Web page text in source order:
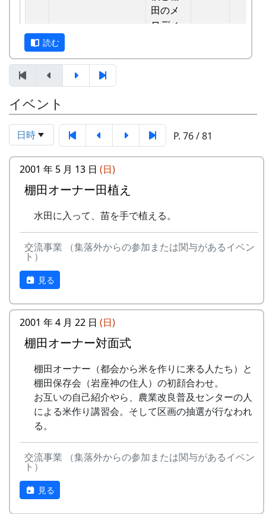
しばらくメンバーのお家では、おいしい“たまご
かけごはん”や“卵料理”を味わうことができ、「音
楽やっててよかったなあ」と思った瞬間でした
～。 (ポン四郎）
棚田のイネに
里山の自然と暮らしを守ろうと、全国に棚田オー
ある都会の若者が、棚田で田植えをして地元の人
に管理してもらい、収穫を楽しみに１年を過ごす
姿を想像して詩を書きました。
相棒の“うらめしあ”が曲をつけてくれて、兵庫県
ブする企画）でみんなで歌った思い出の楽曲で
す。（ポン四郎）
水と太陽の国で
メシアとポン四郎
バンド
7
棚⽥の⾵
この町で
10
帰ってきたよ
H CORPORATION
11
帰郷〜2000〜9⽉吉
⽇
三畳⼀間
14
静かに時は…
H CORPORATION
15
⽔と太陽の国で
メシアとポン四郎
16
収穫の秋に
17
棚⽥のステージへ
2000年 加美町〜棚⽥の秋〜 穫れたての
うた
No 歌
バンド
1
ふるさと加美の
メシアとポン四郎バン
2
加美の⾥か
パルス
3 永遠の⾥
⽥のメ
ロディ
- アンジェラ
⽥の中
- アンジェラ
⾵
- アンジェラ
棚⽥の
ステー
1999
- アンジェラ
2
グリーンマウンテン
ボーイズ
歌おう
みんな
1999 2002
-
グリーンマウンテン
う
-
グリーンマウンテン
ボーイズ
る
3 ⽉ーアカリ
ワン
ス・ア
ンド・
エバー
1999 2002
-
読む
イベント
日時 P. 76 / 81
2001 年 5 月 13 日 (日)
棚田オーナー田植え
水田に入って、苗を手で植える。
交流事業 （集落外からの参加または関与があるイベン
ト）
見る
2001 年 4 月 22 日 (日)
棚田オーナー対面式
棚田オーナー（都会から米を作りに来る人たち）と
棚田保存会（岩座神の住人）の初顔合わせ。
お互いの自己紹介やら、農業改良普及センターの人
による米作り講習会。そして区画の抽選が行なわれ
る。
交流事業 （集落外からの参加または関与があるイベン
ト）
見る